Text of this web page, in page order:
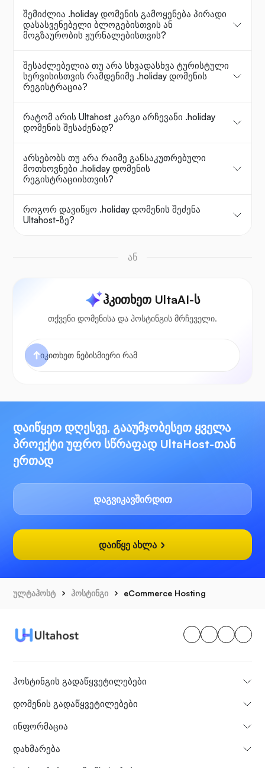
შემიძლია .holiday დომენის გამოყენება პირადი
დასასვენებელი ბლოგებისთვის ან
მოგზაურობის ჟურნალებისთვის?
შესაძლებელია თუ არა სხვადასხვა ტურისტული
სერვისისთვის რამდენიმე .holiday დომენის
რეგისტრაცია?
რატომ არის Ultahost კარგი არჩევანი .holiday
დომენის შესაძენად?
არსებობს თუ არა რაიმე განსაკუთრებული
მოთხოვნები .holiday დომენის
რეგისტრაციისთვის?
როგორ დავიწყო .holiday დომენის შეძენა
Ultahost-ზე?
ან
ჰკითხეთ UltaAI-ს
თქვენი დომენისა და ჰოსტინგის მრჩეველი.
დაიწყეთ დღესვე, გააუმჯობესეთ ყველა
პროექტი უფრო სწრაფად UltaHost-თან
ერთად
დაგვიკავშირდით
დაიწყე ახლა
ულტაჰოსტ ჰოსტინგი eCommerce Hosting
ჰოსტინგის გადაწყვეტილებები
დომენის გადაწყვეტილებები
ინფორმაცია
დახმარება